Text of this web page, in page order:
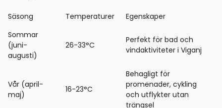
Säsong Temperaturer
Egenskaper
Sommar
(juni-
augusti)
26-33°C
Perfekt för bad och
vindaktiviteter i Viganj
Vår (april-
maj)
16-23°C
Behagligt för
promenader, cykling
och utflykter utan
trängsel